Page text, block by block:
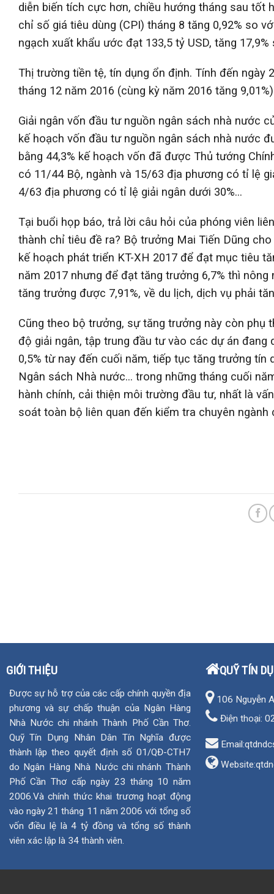
diễn biến tích cực hơn, chiều hướng tháng sau tốt
chỉ số giá tiêu dùng (CPI) tháng 8 tăng 0,92% so
ngạch xuất khẩu ước đạt 133,5 tỷ USD, tăng
Thị trường tiền tệ, tín dụng ổn định. Tính đến
tháng 12 năm 2016 (cùng kỳ năm 2016 tăng
Giải ngân vốn đầu tư nguồn ngân sách nhà nước
kế hoạch vốn đầu tư nguồn ngân sách nhà nước
bằng 44,3% kế hoạch vốn đã được Thủ tướng
có 11/44 Bộ, ngành và 15/63 địa phương có tỉ lệ
4/63 địa phương có tỉ lệ giải ngân dưới 30%…
Tại buổi họp báo, trả lời câu hỏi của phóng viên
thành chỉ tiêu đề ra? Bộ trưởng Mai Tiến Dũng
kế hoạch phát triển KT-XH 2017 để đạt mục tiêu
năm 2017 nhưng để đạt tăng trưởng 6,7% thì
tăng trưởng được 7,91%, về du lịch, dịch vụ phải
Cũng theo bộ trưởng, sự tăng trưởng này còn phụ
độ giải ngân, tập trung đầu tư vào các dự án
0,5% từ nay đến cuối năm, tiếp tục tăng trưởng tín
Ngân sách Nhà nước… trong những tháng cuối
hành chính, cải thiện môi trường đầu tư, nhất là
soát toàn bộ liên quan đến kiểm tra chuyên ngành
GIỚI THIỆU
Được sự hỗ trợ của các cấp chính quyền địa
phương và sự chấp thuận của Ngân Hàng
Nhà Nước chi nhánh Thành Phố Cần Thơ.
Quỹ Tín Dụng Nhân Dân Tín Nghĩa được
thành lập theo quyết định số 01/QĐ-CTH7
do Ngân Hàng Nhà Nước chi nhánh Thành
Phố Cần Thơ cấp ngày 23 tháng 10 năm
2006.Và chính thức khai trương hoạt động
vào ngày 21 tháng 11 năm 2006 với tổng số
vốn điều lệ là 4 tỷ đồng và tổng số thành
viên xác lập là 34 thành viên.
QUỸ TÍN
106 Nguyễn
Điện thoại:
Website: